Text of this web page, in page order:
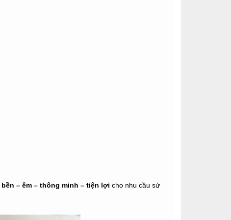
bền – êm – thông minh – tiện lợi cho nhu cầu sử